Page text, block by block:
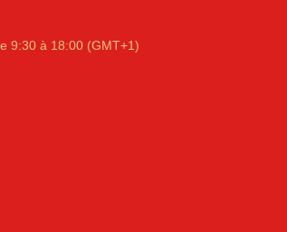
9:30 à 18:00 (GMT+1)